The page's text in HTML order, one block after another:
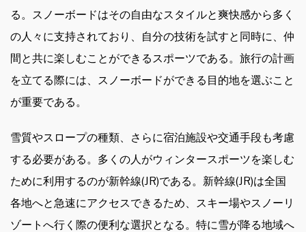
る。スノーボードはその自由なスタイルと爽快感から多く
の人々に支持されており、自分の技術を試すと同時に、仲
間と共に楽しむことができるスポーツである。旅行の計画
を立てる際には、スノーボードができる目的地を選ぶこと
が重要である。
雪質やスロープの種類、さらに宿泊施設や交通手段も考慮
する必要がある。多くの人がウィンタースポーツを楽しむ
ために利用するのが新幹線(JR)である。新幹線(JR)は全国
各地へと急速にアクセスできるため、スキー場やスノーリ
ゾートへ行く際の便利な選択となる。特に雪が降る地域へ